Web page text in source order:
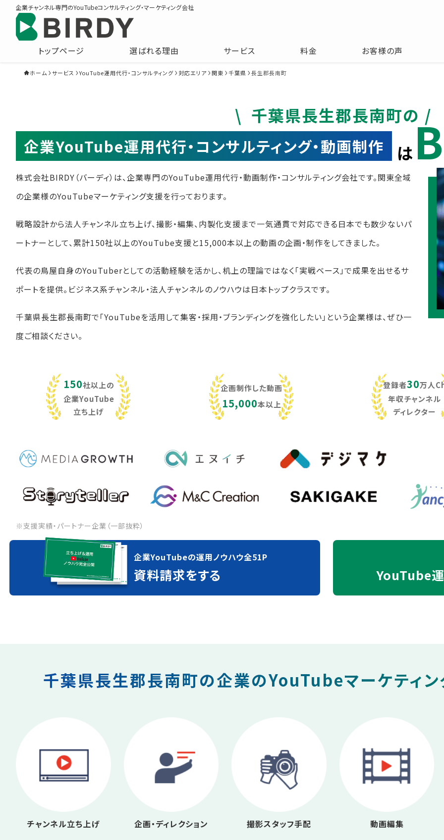
企業チャンネル専門のYouTubeコンサルティング・マーケティング会社
トップページ 選ばれる理由 サービス 料金 お客様の声
ホーム サービス YouTube運用代行・コンサルティング 対応エリア 関東 千葉県 長生郡長南町
千葉県長生郡長南町の
企業YouTube運用代行・コンサルティング・動画制作 は
株式会社BIRDY（バーディ）は、企業専門のYouTube運用代行・動画制作・コンサルティング会社です。関東全域
の企業様のYouTubeマーケティング支援を行っております。
戦略設計から法人チャンネル立ち上げ、撮影・編集、内製化支援まで一気通貫で対応できる日本でも数少ないパ
ートナーとして、累計150社以上のYouTube支援と15,000本以上の動画の企画・制作をしてきました。
代表の鳥屋自身のYouTuberとしての活動経験を活かし、机上の理論ではなく「実戦ベース」で成果を出せるサ
ポートを提供。ビジネス系チャンネル・法人チャンネルのノウハウは日本トップクラスです。
千葉県長生郡長南町で「YouTubeを活用して集客・採用・ブランディングを強化したい」という企業様は、ぜひ一
度ご相談ください。
150社以上の
企業YouTube
立ち上げ
企画制作した動画
15,000本以上
登録者30万人
年収チャンネル
ディレクター
※支援実績・パートナー企業（一部抜粋）
企業YouTubeの運用ノウハウ全51P
資料請求をする YouTube
千葉県長生郡長南町の企業のYouTubeマーケティ
チャンネル立ち上げ 企画・ディレクション 撮影スタッフ手配 動画編集